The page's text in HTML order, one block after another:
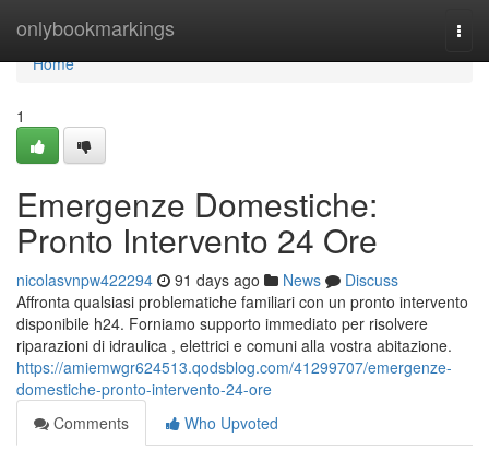
onlybookmarkings
Home
Home
1
Emergenze Domestiche:
Pronto Intervento 24 Ore
nicolasvnpw422294 91 days ago News
Discuss
Affronta qualsiasi problematiche familiari con un pronto intervento
disponibile h24. Forniamo supporto immediato per risolvere
riparazioni di idraulica , elettrici e comuni alla vostra abitazione.
https://amiemwgr624513.qodsblog.com/41299707/emergenze-
domestiche-pronto-intervento-24-ore
Comments
Who Upvoted